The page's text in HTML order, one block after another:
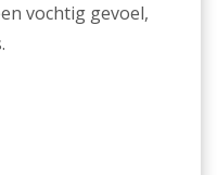
vochtig gevoel,